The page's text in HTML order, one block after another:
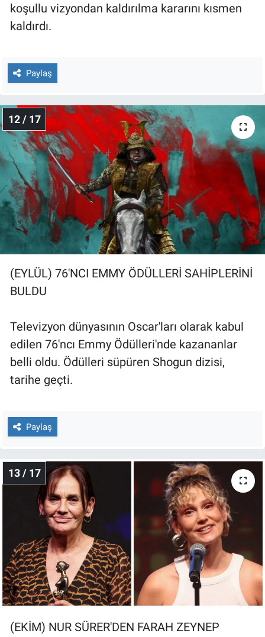
koşullu vizyondan kaldırılma kararını kısmen
kaldırdı.
Paylaş
12 / 17
(EYLÜL) 76'NCI EMMY ÖDÜLLERİ SAHİPLERİNİ
BULDU
Televizyon dünyasının Oscar'ları olarak kabul
edilen 76'ncı Emmy Ödülleri'nde kazananlar
belli oldu. Ödülleri süpüren Shogun dizisi,
tarihe geçti.
Paylaş
13 / 17
(EKİM) NUR SÜRER'DEN FARAH ZEYNEP